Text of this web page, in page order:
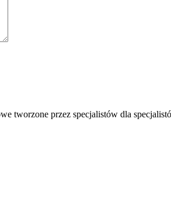
tworzone przez specjalistów dla